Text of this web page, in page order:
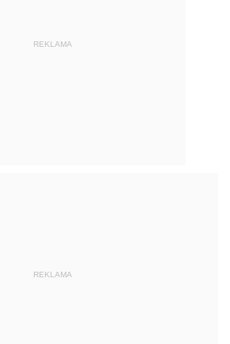
REKLAMA
REKLAMA